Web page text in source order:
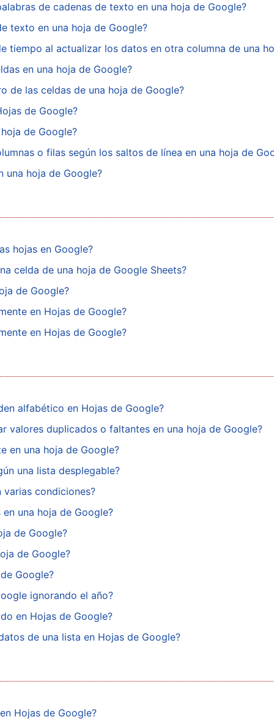
de cadenas de texto en una hoja de Google?
texto en una hoja de Google?
tiempo al actualizar los datos en otra columna de una
en una hoja de Google?
de las celdas de una hoja de Google?
de Google?
de Google?
o filas según los saltos de línea en una hoja de
una hoja de Google?
hojas en Google?
celda de una hoja de Google Sheets?
de Google?
en Hojas de Google?
en Hojas de Google?
alfabético en Hojas de Google?
valores duplicados o faltantes en una hoja de Google?
en una hoja de Google?
una lista desplegable?
condiciones?
una hoja de Google?
de Google?
de Google?
Google?
ignorando el año?
en Hojas de Google?
de una lista en Hojas de Google?
Hojas de Google?